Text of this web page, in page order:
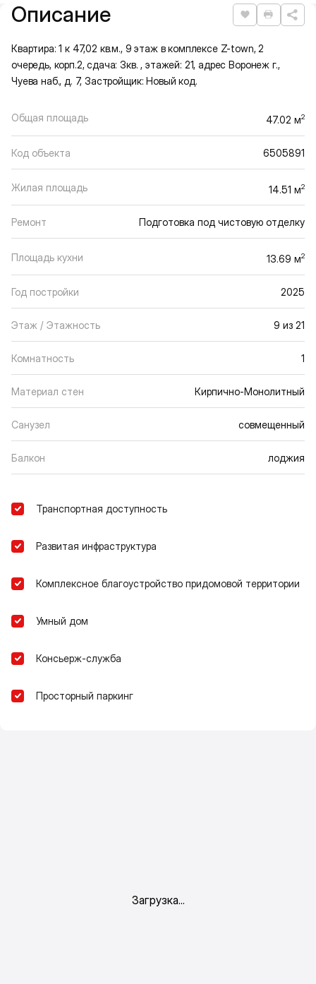
Подробная информация
Описание Нравится
Квартира: 1 к 47,02 кв.м., 9 этаж в комплексе Z-town, 2
очередь, корп.2, сдача: 3кв. , этажей: 21, адрес Воронеж г.,
Чуева наб., д. 7, Застройщик: Новый код.
Общая площадь 47.02 м2
Код объекта 6505891
Жилая площадь 14.51 м2
Ремонт Подготовка под чистовую отделку
Площадь кухни 13.69 м2
Год постройки 2025
Этаж / Этажность 9 из 21
Комнатность 1
Материал стен Кирпично-Монолитный
Санузел совмещенный
Балкон лоджия
Транспортная доступность
Развитая инфраструктура
Комплексное благоустройство придомовой территории
Умный дом
Консьерж-служба
Просторный паркинг